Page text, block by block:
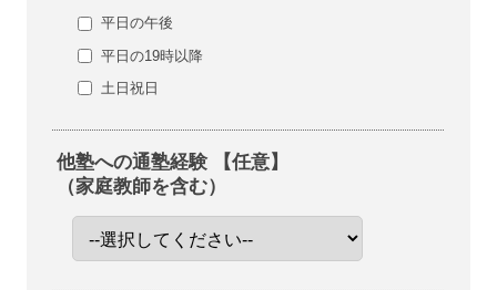
平日の午後
平日の19時以降
土日祝日
他塾への通塾経験 【任意】
（家庭教師を含む）